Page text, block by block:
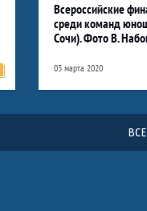
Всероссийские
среди команд
Сочи). Фото В.
03 марта 2020